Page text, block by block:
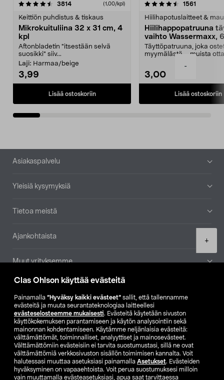
Clas Ohlson käyttää evästeitä
Painamalla ”Hyväksy kaikki evästeet” sallit, että tallennamme
evästeitä ja muuta seurantateknologiaa laitteellesi
evästeselosteemme mukaisesti. Evästeitä käytetään sivuston
käyttökokemuksen parantamiseen ja käytön analysointiin sekä
mainonnan kohdentamiseen. Käytämme neljänlaisia evästeitä:
välttämättömät, toiminnalliset, analyyttiset ja mainosevästeet.
Välttämättömiin evästeisiin ei tarvita suostumustasi, sillä ne ovat
välttämättömiä verkkosivuston sisällön toimimisen kannalta. Voit
halutessasi muuttaa asetuksiasi painamalla Asetukset. Evästeiden
hyväksyminen on vapaaehtoista. Voit perua suostumuksesi milloin
vain muuttamalla evästeasetuksiasi, apua saat tarvittaessa
-
+
3814arvostelut (1,00/kpl)
Keittiön puhdistus & tiskaus
Mikrokuituliina 32 x 31 cm, 4
kpl
Aftonbladetin "itsestään selvä
suosikki" siiv...
Laji: Harmaa/beige
3,99
Lisää ostoskoriin
4.5viidestä
1561
Hiilihapotuslaitteet &
Hiilihappopatruuna
vaihto Wassermaxx,
Täyttöpatruuna, joka
myymälästä – muista
3,00
Lisää ostoskoriin
4.5viidestä
Alatunniste
Asiakaspalvelu
Yleisiä kysymyksiä
Tietoa meistä
Ajankohtaista
Muut yrityksemme
Etsi myymälä
SE NO FI
FI SV